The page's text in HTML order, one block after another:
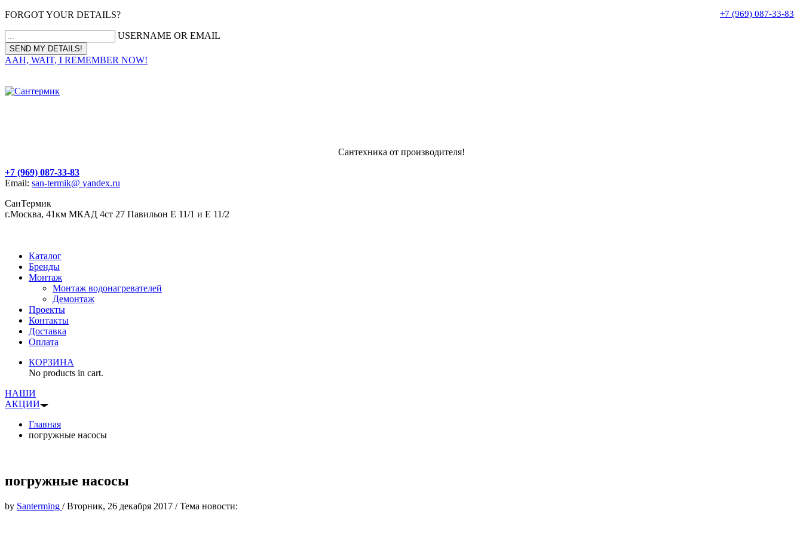
FORGOT YOUR DETAILS?
USERNAME OR EMAIL
AAH, WAIT, I REMEMBER NOW!
+7 (969) 087-33-83
Сантехника от производителя!
+7 (969) 087-33-83
Email: san-termik@ yandex.ru
СанТермик
г.Москва, 41км МКАД 4ст 27 Павильон Е 11/1 и Е 11/2
Каталог
Бренды
Монтаж
Монтаж водонагревателей
Демонтаж
Проекты
Контакты
Доставка
Оплата
КОРЗИНА
No products in cart.
НАШИ
АКЦИИ
Главная
погружные насосы
погружные насосы
by Santerming /Вторник, 26 декабря 2017 /Тема новости: